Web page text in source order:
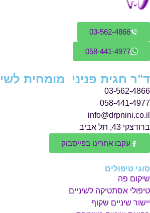
03-562-4866
058-441-4977
ד"ר חגית פניני מומחית
03-562-4866
058-441-4977
info@drpnini.co.il
ברודצקי 43, תל אביב
עקבו אחרינו בפייסבוק
סוגי טיפולים
שיקום פה
טיפולי אסתטיקה לשיניים
יישור שיניים שקוף